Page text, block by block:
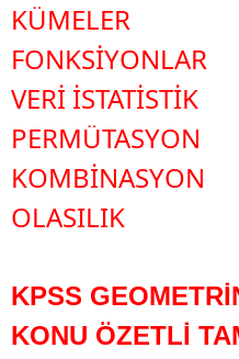
KÜMELER
FONKSİYONLAR
VERİ İSTATİSTİK
PERMÜTASYON
KOMBİNASYON
OLASILIK
KPSS
KONU ÖZETLİ